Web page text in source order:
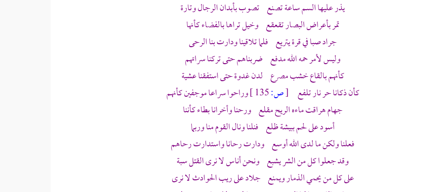
يذر عليها السم ساعة تصنع تصوب بأبدان الرجال وتارة
تمر بأعراض البصار تقعقع وخيل تراها بالفضاء كأنها
جراد صبا في قرة يتريع فلما تلاقينا ودارت بنا الرحى
وليس لأمر حمه الله مدفع ضربناهم حتى تركنا سراتهم
كأنهم بالقاع خشب مصرع لدن غدوة حتى استفقنا عشية
كأن ذكانا حر نار تلفع [ص:
وراحوا سراعا موجفين كأنهم
جهام هراقت ماءه الريح مقلع ورحنا وأخرانا بطاء كأننا
أسود على لحم ببيشة ظلع فنلنا ونال القوم منا وربما
فعلنا ولكن ما لدى الله أوسع ودارت رحانا واستدارت رحاهم
وقد جعلوا كل من الشر يشبع ونحن أناس لا نرى القتل سبة
على كل من يحمي الذمار ويمنع جلاد على ريب الحوادث لا نرى